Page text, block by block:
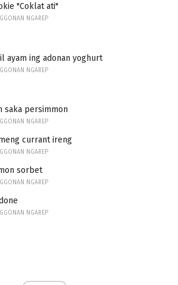
"Coklat ati"
NGAREP
ayam ing adonan yoghurt
NGAREP
saka persimmon
NGAREP
currant ireng
NGAREP
sorbet
NGAREP
NGAREP